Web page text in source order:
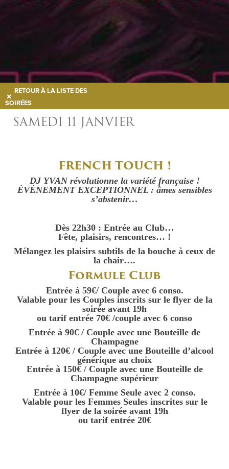
RETOUR À LA LISTE DES
SOIRÉES
SAMEDI 11 JANVIER
FRENCH TOUCH !
DJ YVAN révolutionne la variété française !
ÉVÉNEMENT EXCEPTIONNEL : âmes sensibles
s’abstenir…
Dès 22h30 : Entrée au Club…
Fête, plaisirs, rencontres… !
Mélangez les plaisirs subtils de la bouche à ceux de
la chair….
Formule Club
Entrée à 59€/ Couple avec 6 conso.
Valable pour les Couples inscrits sur le flyer de la
soirée avant 19h
ou tarif entrée 70€ /couple avec 6 conso
Entrée à 90€ / Couple avec une Bouteille de
Champagne
Entrée à 120€ / Couple avec une Bouteille d’alcool
générique au choix
Entrée à 150€ / Couple avec une Bouteille de
Champagne supérieur
Entrée à 10€/ Femme Seule avec 2 conso.
Valable pour les Femmes Seules inscrites sur le
flyer de la soirée avant 19h
ou tarif entrée 20€